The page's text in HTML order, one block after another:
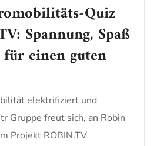
Quiz
Spannung, Spaß
einen guten
elektrifiziert und
Gruppe freut sich, an Robin
Projekt ROBIN.TV